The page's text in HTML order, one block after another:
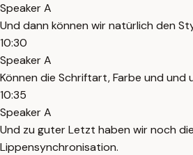
Speaker A
Und dann können wir natürlich den
10:30
Speaker A
Können die Schriftart, Farbe und und
10:35
Speaker A
Und zu guter Letzt haben wir noch die
Lippensynchronisation.